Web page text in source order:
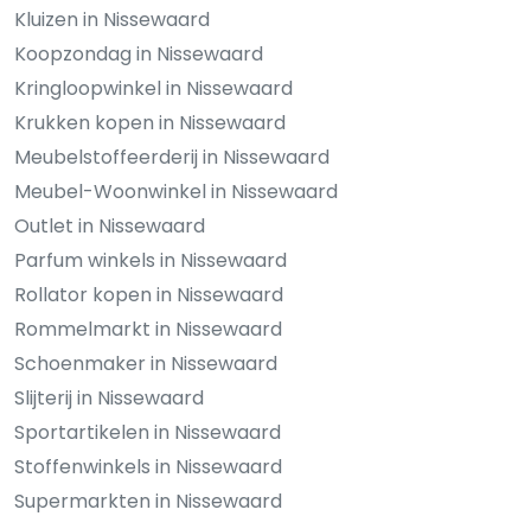
Kluizen in Nissewaard
Koopzondag in Nissewaard
Kringloopwinkel in Nissewaard
Krukken kopen in Nissewaard
Meubelstoffeerderij in Nissewaard
Meubel-Woonwinkel in Nissewaard
Outlet in Nissewaard
Parfum winkels in Nissewaard
Rollator kopen in Nissewaard
Rommelmarkt in Nissewaard
Schoenmaker in Nissewaard
Slijterij in Nissewaard
Sportartikelen in Nissewaard
Stoffenwinkels in Nissewaard
Supermarkten in Nissewaard